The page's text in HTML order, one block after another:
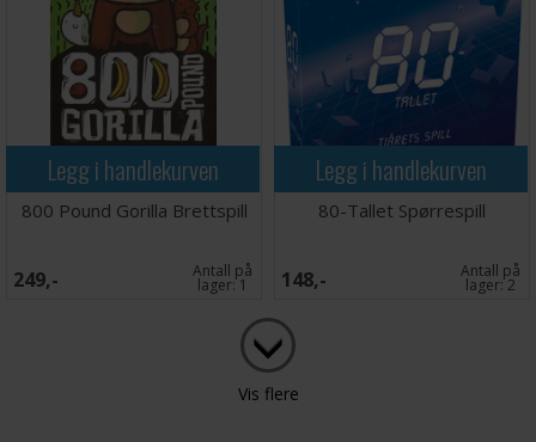
Legg i handlekurven
800 Pound Gorilla Brettspill
249,- Antall på
lager:1
Legg i handlekurven
80-Tallet Spørrespill
148,- Antall på
lager:2
Vis flere